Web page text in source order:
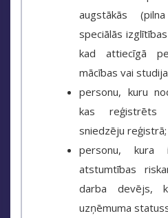
augstākās
speciālās
kad attiecīgā
mācības vai
personu, kuru
kas reģistrēts
sniedzēju reģistrā;
personu, kura
atstumtības
darba devējs,
uzņēmuma